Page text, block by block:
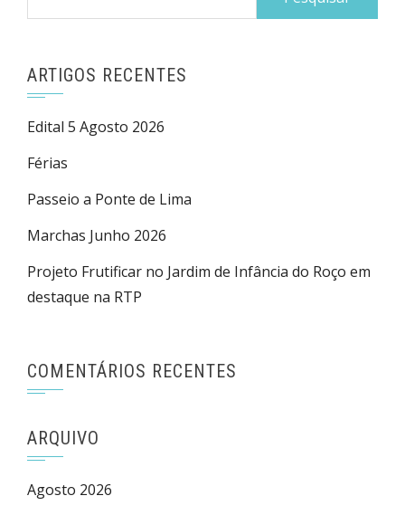
ARTIGOS RECENTES
Edital 5 Agosto 2026
Férias
Passeio a Ponte de Lima
Marchas Junho 2026
Projeto Frutificar no Jardim de Infância do Roço em
destaque na RTP
COMENTÁRIOS RECENTES
ARQUIVO
Agosto 2026